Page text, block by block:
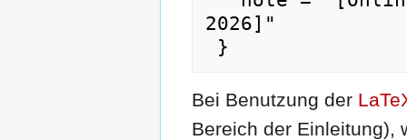
2026]"
Bei Benutzung der
Bereich der Einleitung),